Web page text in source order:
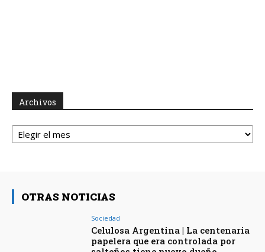
Archivos
Archivos
OTRAS NOTICIAS
Sociedad
Celulosa Argentina | La centenaria
papelera que era controlada por